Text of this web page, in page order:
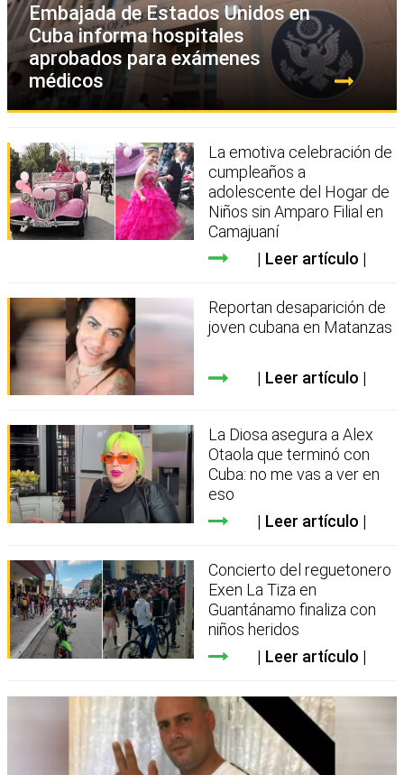
Embajada de Estados Unidos en
Cuba informa hospitales
aprobados para exámenes
médicos
La emotiva celebración de
cumpleaños a
adolescente del Hogar de
Niños sin Amparo Filial en
Camajuaní
Leer artículo
Reportan desaparición de
joven cubana en Matanzas
Leer artículo
La Diosa asegura a Alex
Otaola que terminó con
Cuba: no me vas a ver en
eso
Leer artículo
Concierto del reguetonero
Exen La Tiza en
Guantánamo finaliza con
niños heridos
Leer artículo